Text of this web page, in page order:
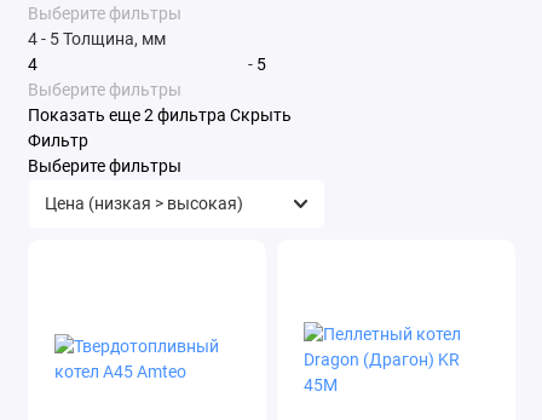
Выберите фильтры
4- 5 Толщина, мм
-
Выберите фильтры
Показать еще 2 фильтра Скрыть
Фильтр
Выберите фильтры